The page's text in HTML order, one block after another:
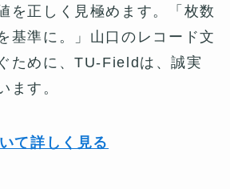
を正しく見極めます。「枚数
基準に。」山口のレコード文
ために、TU-Fieldは、誠実
ます。
て詳しく見る